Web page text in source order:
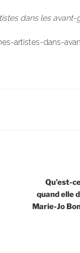
dans les avant-
artistes-dans-
Qu’est-
quand elle
Marie-Jo